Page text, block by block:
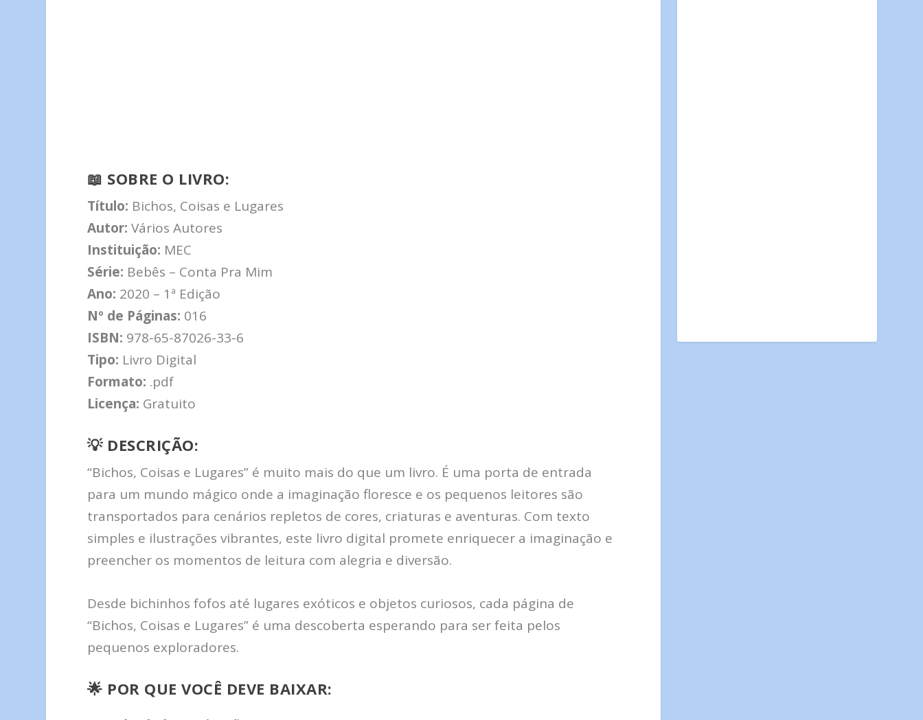
📖 SOBRE O LIVRO:
Título: Bichos, Coisas e Lugares
Autor: Vários Autores
Instituição: MEC
Série: Bebês – Conta Pra Mim
Ano: 2020 – 1ª Edição
Nº de Páginas: 016
ISBN: 978-65-87026-33-6
Tipo: Livro Digital
Formato: .pdf
Licença: Gratuito
💡 DESCRIÇÃO:
“Bichos, Coisas e Lugares” é muito mais do que um livro. É uma porta de entrada
para um mundo mágico onde a imaginação floresce e os pequenos leitores são
transportados para cenários repletos de cores, criaturas e aventuras. Com texto
simples e ilustrações vibrantes, este livro digital promete enriquecer a imaginação e
preencher os momentos de leitura com alegria e diversão.
Desde bichinhos fofos até lugares exóticos e objetos curiosos, cada página de
“Bichos, Coisas e Lugares” é uma descoberta esperando para ser feita pelos
pequenos exploradores.
🌟 POR QUE VOCÊ DEVE BAIXAR: